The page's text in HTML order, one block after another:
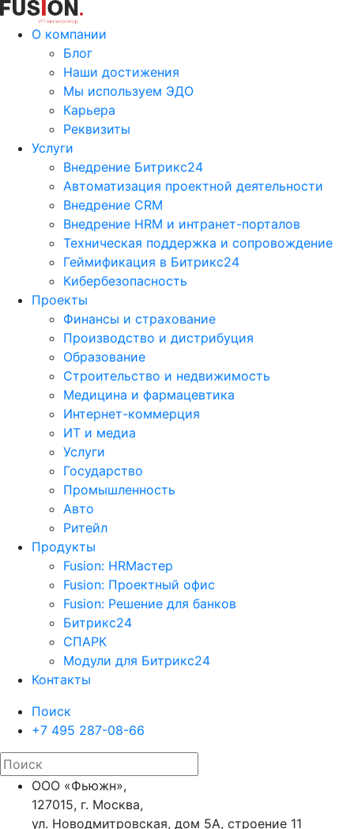
О компании
Блог
Наши достижения
Мы используем ЭДО
Карьера
Реквизиты
Услуги
Внедрение Битрикс24
Автоматизация проектной деятельности
Внедрение CRM
Внедрение HRM и интранет-порталов
Техническая поддержка и сопровождение
Геймификация в Битрикс24
Кибербезопасность
Проекты
Финансы и страхование
Производство и дистрибуция
Образование
Строительство и недвижимость
Медицина и фармацевтика
Интернет-коммерция
ИТ и медиа
Услуги
Государство
Промышленность
Авто
Ритейл
Продукты
Fusion: HRМастер
Fusion: Проектный офис
Fusion: Решение для банков
Битрикс24
СПАРК
Модули для Битрикс24
Контакты
Поиск
+7 495 287-08-66
ООО «Фьюжн»,
127015, г. Москва,
ул. Новодмитровская, дом 5А, строение 11